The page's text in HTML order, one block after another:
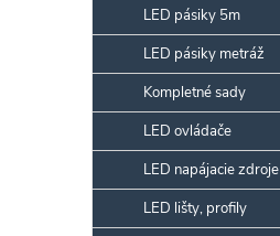
LED pásiky 5m
LED pásiky metráž
Kompletné sady
LED ovládače
LED napájacie zdroje
LED lišty, profily